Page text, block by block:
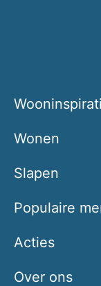
Wonen
Slapen
Populaire
Acties
Over ons